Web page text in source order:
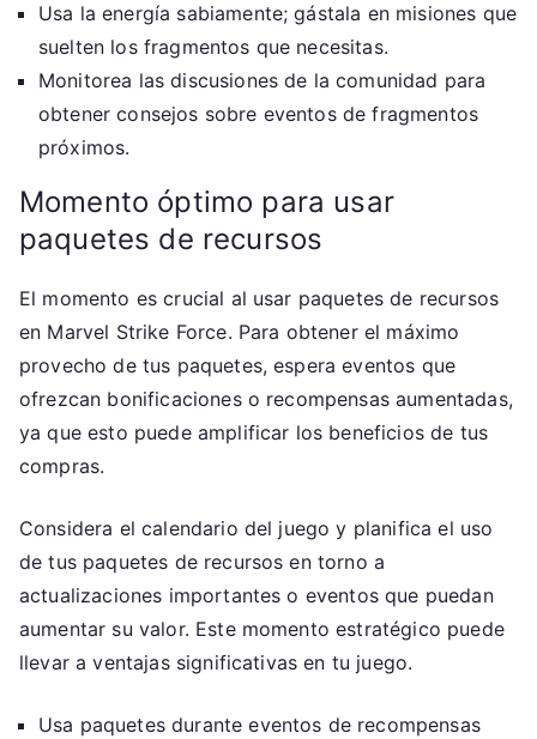
Usa la energía sabiamente; gástala en misiones que
suelten los fragmentos que necesitas.
Monitorea las discusiones de la comunidad para
obtener consejos sobre eventos de fragmentos
próximos.
Momento óptimo para usar
paquetes de recursos
El momento es crucial al usar paquetes de recursos
en Marvel Strike Force. Para obtener el máximo
provecho de tus paquetes, espera eventos que
ofrezcan bonificaciones o recompensas aumentadas,
ya que esto puede amplificar los beneficios de tus
compras.
Considera el calendario del juego y planifica el uso
de tus paquetes de recursos en torno a
actualizaciones importantes o eventos que puedan
aumentar su valor. Este momento estratégico puede
llevar a ventajas significativas en tu juego.
Usa paquetes durante eventos de recompensas